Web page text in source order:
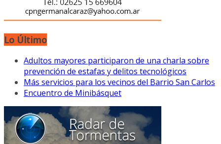
Lo Último
Adultos mayores participaron de una charla sobre
prevención de estafas y delitos tecnológicos
Más servicios para los vecinos del Barrio San Carlos
Encuentro de Minibásquet